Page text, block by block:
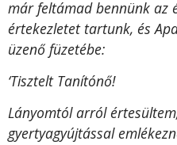
már feltámad bennünk az
értekezletet tartunk, és
üzenő füzetébe:
‘Tisztelt Tanítónő!
Lányomtól arról
gyertyagyújtással